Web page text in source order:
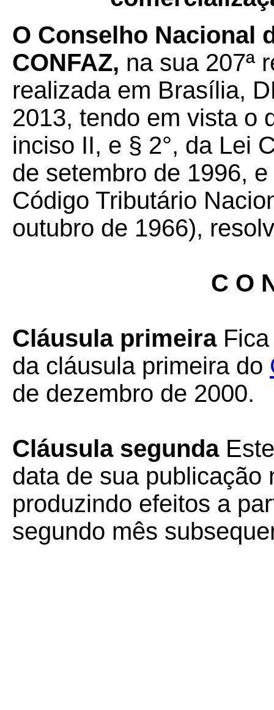
O Conselho Nacional
CONFAZ, na sua 207ª
realizada em Brasília,
2013, tendo em vista o
inciso II, e § 2°, da Lei
de setembro de 1996,
Código Tributário
outubro de 1966),
C O
Cláusula primeira
da cláusula primeira do
de dezembro de 2000.
Cláusula segunda
data de sua publicação
produzindo efeitos a
segundo mês